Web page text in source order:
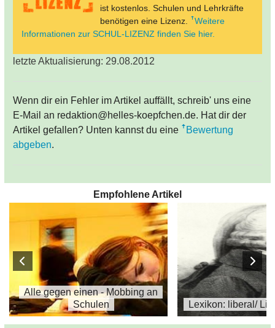
ist kostenlos. Schulen und Lehrkräfte
benötigen eine Lizenz.
Weitere
Informationen zur SCHUL-LIZENZ finden Sie hier.
letzte Aktualisierung: 29.08.2012
Wenn dir ein Fehler im Artikel auffällt, schreib' uns eine
E-Mail an redaktion@helles-koepfchen.de. Hat dir der
Artikel gefallen? Unten kannst du eine
Bewertung
abgeben.
Empfohlene Artikel
Alle gegen einen - Mobbing an
Schulen
Lexikon: liberal/